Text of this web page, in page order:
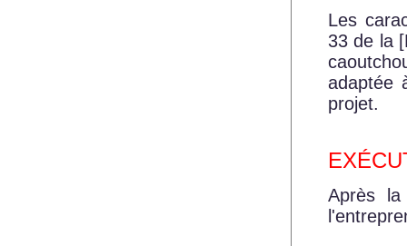
Les
33 de la
adaptée
projet.
Après